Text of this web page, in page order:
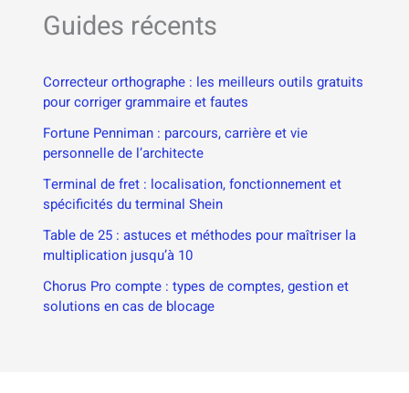
Guides récents
Correcteur orthographe : les meilleurs outils gratuits
pour corriger grammaire et fautes
Fortune Penniman : parcours, carrière et vie
personnelle de l’architecte
Terminal de fret : localisation, fonctionnement et
spécificités du terminal Shein
Table de 25 : astuces et méthodes pour maîtriser la
multiplication jusqu’à 10
Chorus Pro compte : types de comptes, gestion et
solutions en cas de blocage